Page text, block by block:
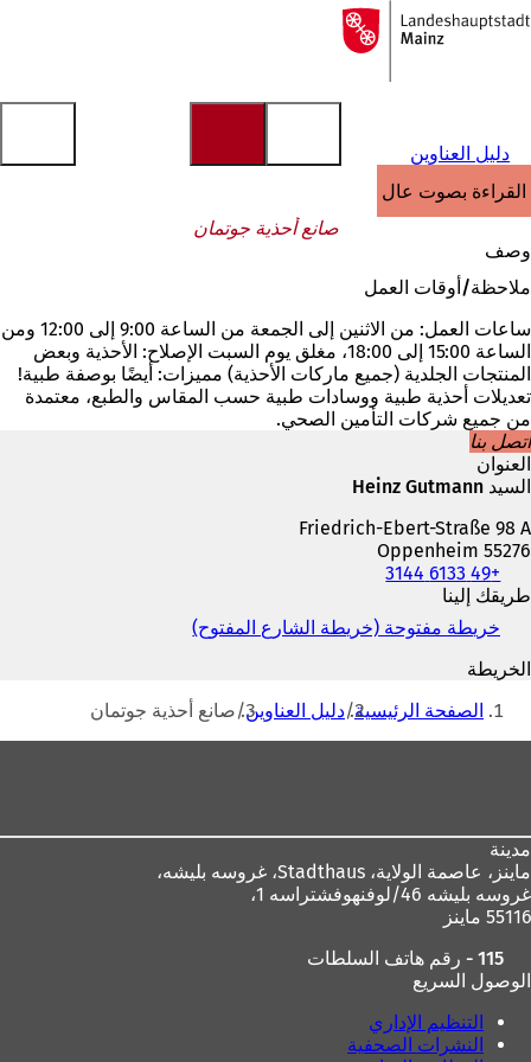
الانتقال إلى المحتوى
إلى
الصفحة
دليل العناوين
القراءة بصوت عالٍ
صانع أحذية جوتمان
وصف
ملاحظة/أوقات العمل
ساعات العمل: من الاثنين إلى الجمعة من الساعة 9:00 إلى 12:00 ومن
الساعة 15:00 إلى 18:00، مغلق يوم السبت الإصلاح: الأحذية وبعض
المنتجات الجلدية (جميع ماركات الأحذية) مميزات: أيضًا بوصفة طبية!
تعديلات أحذية طبية ووسادات طبية حسب المقاس والطبع، معتمدة
من جميع شركات التأمين الصحي.
اتصل بنا
العنوان
السيد Heinz Gutmann
Friedrich-Ebert-Straße 98 A
55276 Oppenheim
الهاتف
والفاكس
وعنوان
البريد
الإلكتروني
+49 6133 3144
طريقك إلينا
خريطة مفتوحة (خريطة الشارع المفتوح)(
ت
ح
ف
ا
ة
الخريطة
أنت الصفحة الرئيسية دليل العناوين صانع أحذية جوتمان
مدينة
ماينز، عاصمة الولاية،
غروسه بليشه 46/لوفنهوفشتراسه 1،
55116 ماينز
115 - رقم هاتف السلطات
الوصول السريع
التنظيم الإداري
النشرات الصحفية